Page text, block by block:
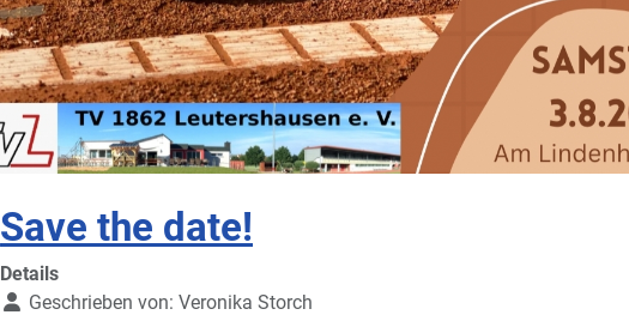
Save the date!
Details
Geschrieben von: Veronika Storch